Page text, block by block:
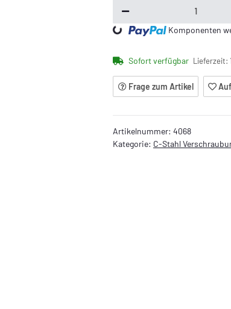
Loading... Komponenten
Sofort verfügbar Lieferzeit:
Frage zum Artikel
Artikelnummer: 4068
Kategorie: C-Stahl